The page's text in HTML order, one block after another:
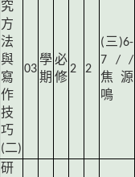
究
方
法
與
寫
作
技
巧
(二)
03
學
期
必
修
2 2
(三)6-
7 / /
焦源
鳴
研